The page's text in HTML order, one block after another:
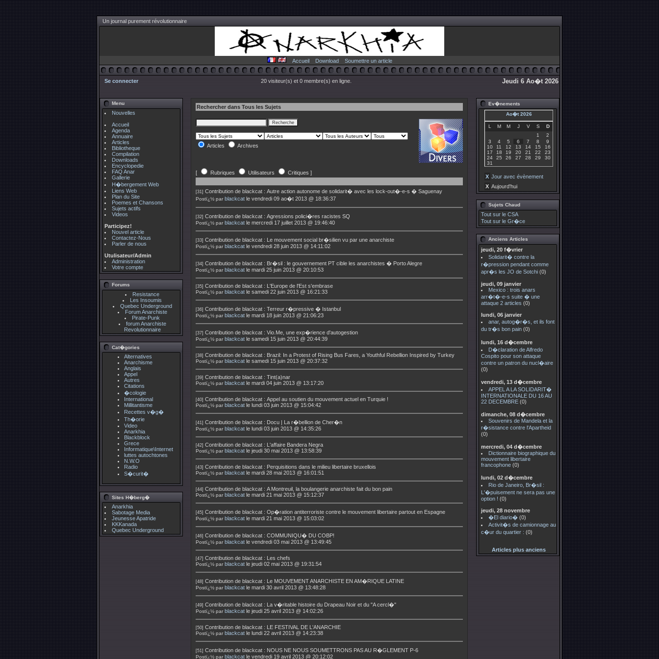
Un journal purement révolutionnaire
Accueil Download Soumettre un article
Se connecter 20 visiteur(s) et 0 membre(s) en ligne. Jeudi 6 Ao�t 2026
Menu
Nouvelles
Accueil
Agenda
Annuaire
Articles
Bibliotheque
Compilation
Downloads
Encyclopedie
FAQ Anar
Gallerie
H�bergement Web
Liens Web
Plan du Site
Poemes et Chansons
Sujets actifs
Videos
Participez!
Nouvel article
Contactez-Nous
Parler de nous
Utulisateur/Admin
Administration
Votre compte
Forums
Resistance
Les Insoumis
Quebec Underground
Forum Anarchiste
Pirate-Punk
forum Anarchiste
Revolutionnaire
Cat�gories
Alternatives
Anarchisme
Anglais
Appel
Autres
Citations
�cologie
International
Millitantisme
Recettes v�g�
Th�orie
Video
Anarkhia
Blackblock
Grece
Informatique\Internet
luttes autochtones
N.W.O
Radio
S�curit�
Sites H�berg�
Anarkhia
Sabotage Media
Jeunesse Apatride
KKKanada
Quebec Underground
Rechercher dans Tous les Sujets
Articles Archives
[ Rubriques Utilisateurs Critiques ]
[31] Contribution de blackcat : Autre action autonome de solidarit� avec les lock-out�-e-s � Saguenay
Postï¿½ par blackcat le vendredi 09 ao�t 2013 @ 18:36:37
[32] Contribution de blackcat : Agressions polici�res racistes SQ
Postï¿½ par blackcat le mercredi 17 juillet 2013 @ 19:46:40
[33] Contribution de blackcat : Le mouvement social br�silien vu par une anarchiste
Postï¿½ par blackcat le vendredi 28 juin 2013 @ 14:11:02
[34] Contribution de blackcat : Br�sil : le gouvernement PT cible les anarchistes � Porto Alegre
Postï¿½ par blackcat le mardi 25 juin 2013 @ 20:10:53
[35] Contribution de blackcat : L'Europe de l'Est s'embrase
Postï¿½ par blackcat le samedi 22 juin 2013 @ 16:21:33
[36] Contribution de blackcat : Terreur r�pressive � Istanbul
Postï¿½ par blackcat le mardi 18 juin 2013 @ 21:06:23
[37] Contribution de blackcat : Vio.Me, une exp�rience d'autogestion
Postï¿½ par blackcat le samedi 15 juin 2013 @ 20:44:39
[38] Contribution de blackcat : Brazil: In a Protest of Rising Bus Fares, a Youthful Rebellion Inspired by Turkey
Postï¿½ par blackcat le samedi 15 juin 2013 @ 20:37:32
[39] Contribution de blackcat : Tint(a)nar
Postï¿½ par blackcat le mardi 04 juin 2013 @ 13:17:20
[40] Contribution de blackcat : Appel au soutien du mouvement actuel en Turquie !
Postï¿½ par blackcat le lundi 03 juin 2013 @ 15:04:42
[41] Contribution de blackcat : Docu | La r�bellion de Cher�n
Postï¿½ par blackcat le lundi 03 juin 2013 @ 14:35:26
[42] Contribution de blackcat : L'affaire Bandera Negra
Postï¿½ par blackcat le jeudi 30 mai 2013 @ 13:58:39
[43] Contribution de blackcat : Perquisitions dans le milieu libertaire bruxellois
Postï¿½ par blackcat le mardi 28 mai 2013 @ 16:01:51
[44] Contribution de blackcat : A Montreuil, la boulangerie anarchiste fait du bon pain
Postï¿½ par blackcat le mardi 21 mai 2013 @ 15:12:37
[45] Contribution de blackcat : Op�ration antiterroriste contre le mouvement libertaire partout en Espagne
Postï¿½ par blackcat le mardi 21 mai 2013 @ 15:03:02
[46] Contribution de blackcat : COMMUNIQU� DU COBP!
Postï¿½ par blackcat le vendredi 03 mai 2013 @ 13:49:45
[47] Contribution de blackcat : Les chefs
Postï¿½ par blackcat le jeudi 02 mai 2013 @ 19:31:54
[48] Contribution de blackcat : Le MOUVEMENT ANARCHISTE EN AM�RIQUE LATINE
Postï¿½ par blackcat le mardi 30 avril 2013 @ 13:48:28
[49] Contribution de blackcat : La v�ritable histoire du Drapeau Noir et du "A cercl�"
Postï¿½ par blackcat le jeudi 25 avril 2013 @ 14:02:26
[50] Contribution de blackcat : LE FESTIVAL DE L'ANARCHIE
Postï¿½ par blackcat le lundi 22 avril 2013 @ 14:23:38
[51] Contribution de blackcat : NOUS NE NOUS SOUMETTRONS PAS AU R�GLEMENT P-6
Postï¿½ par blackcat le vendredi 19 avril 2013 @ 20:12:02
Ev�nements
Ao�t 2026
L M M J V S
D
1
2
3
4 5 6 7 8
9
10
11 12 13 14 15
16
17
18 19 20 21 22
23
24
25 26 27 28 29
30
31
X Jour avec évènement
X Aujourd'hui
Sujets Chaud
Tout sur le CSA
Tout sur le Gr�ce
Anciens Articles
jeudi, 20 f�vrier
Solidarit� contre la
r�pression pendant comme
apr�s les JO de Sotchi (0)
jeudi, 09 janvier
Mexico : trois anars
arr�t�-e-s suite � une
attaque 2 articles (0)
lundi, 06 janvier
anar, autog�r�s, et ils font
du tr�s bon pain (0)
lundi, 16 d�cembre
D�claration de Alfredo
Cospito pour son attaque
contre un patron du nucl�aire
(0)
vendredi, 13 d�cembre
APPEL A LA SOLIDARIT�
INTERNATIONALE DU 16 AU
22 DECEMBRE (0)
dimanche, 08 d�cembre
Souvenirs de Mandela et la
r�sistance contre l'Apartheid
(0)
mercredi, 04 d�cembre
Dictionnaire biographique du
mouvement libertaire
francophone (0)
lundi, 02 d�cembre
Rio de Janeiro, Br�sil :
L'�puisement ne sera pas une
option ! (0)
jeudi, 28 novembre
�El diario� (0)
Activit�s de camionnage au
c�ur du quartier : (0)
Articles plus anciens